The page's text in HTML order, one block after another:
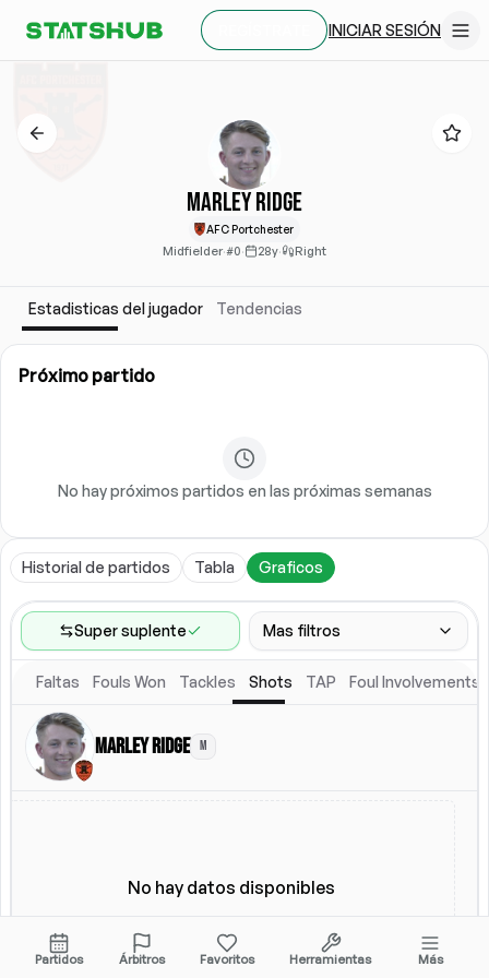
INICIAR SESIÓN
Marley Ridge
AFC Portchester
Midfielder·#0· 28y· Right
Estadisticas del jugador Tendencias
Próximo partido
No hay próximos partidos en las próximas semanas
Historial de partidos Tabla Graficos
Super suplente Mas filtros
Rango de partidos
Ultimos 60 partidos
Ubicacion
Faltas Fouls Won Tackles Shots TAP Foul Involvements
Marley Ridge M
No hay datos disponibles
Partidos Árbitros Favoritos Herramientas Más